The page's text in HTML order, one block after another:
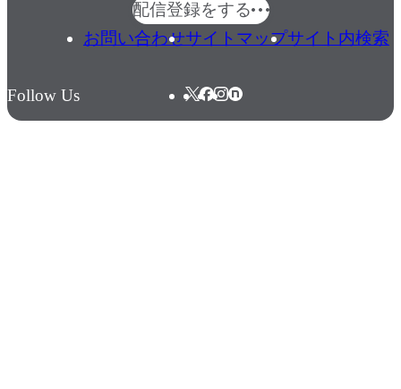
配信登録をする
お問い合わせサイトマップサイト内検索
Follow Us